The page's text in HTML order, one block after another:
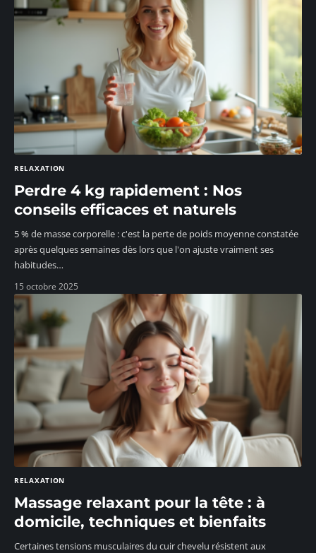
RELAXATION
Perdre 4 kg rapidement : Nos
conseils efficaces et naturels
5 % de masse corporelle : c'est la perte de poids moyenne constatée
après quelques semaines dès lors que l'on ajuste vraiment ses
habitudes…
15 octobre 2025
RELAXATION
Massage relaxant pour la tête : à
domicile, techniques et bienfaits
Certaines tensions musculaires du cuir chevelu résistent aux